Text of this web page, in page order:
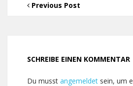
Previous Post
SCHREIBE EINEN KOMMENTAR
Du musst angemeldet sein, um